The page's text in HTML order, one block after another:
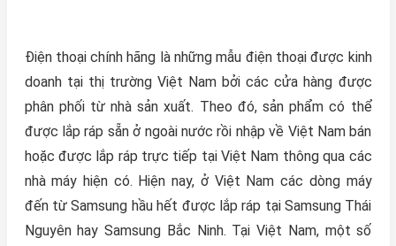
Điện thoại chính hãng là những mẫu điện thoại được kinh
doanh tại thị trường Việt Nam bởi các cửa hàng được
phân phối từ nhà sản xuất. Theo đó, sản phẩm có thể
được lắp ráp sẵn ở ngoài nước rồi nhập về Việt Nam bán
hoặc được lắp ráp trực tiếp tại Việt Nam thông qua các
nhà máy hiện có. Hiện nay, ở Việt Nam các dòng máy
đến từ Samsung hầu hết được lắp ráp tại Samsung Thái
Nguyên hay Samsung Bắc Ninh. Tại Việt Nam, một số